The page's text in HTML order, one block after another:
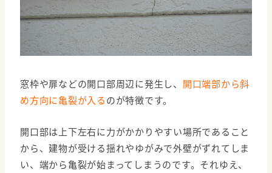
窓枠や扉などの開口部周辺に発生し、 開口端部から斜
め方向に亀裂が入るのが特徴です。
開口部は上下左右に力がかかりやすい場所であること
から、建物が受ける揺れやゆがみで外壁がずれてしま
い、端から亀裂が始まってしまうのです。それゆえ、